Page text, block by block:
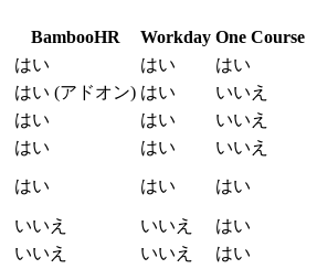
BambooHR Workday One Course
はい はい
はい
はい (アドオン) はい
いいえ
はい はい
いいえ
はい はい
いいえ
はい はい はい
いいえ いいえ
はい
いいえ いいえ
はい